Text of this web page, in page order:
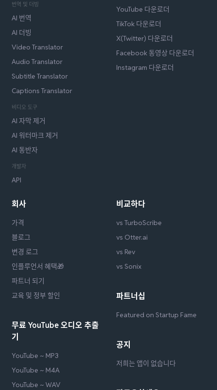
번역 및 더빙
AI 번역
AI 더빙
Video Translator
Audio Translator
Subtitle Translator
Captions Translator
비디오 도구
AI 자막 제거
AI 워터마크 제거
AI 동반자
개발자
API
YouTube 다운로더
TikTok 다운로더
X(Twitter) 다운로더
Facebook 동영상 다운로더
Instagram 다운로더
회사
가격
블로그
변경 로그
인플루언서 혜택🎁
파트너 되기
교육 및 정부 할인
무료 YouTube 오디오 추출
기
YouTube ~ MP3
YouTube ~ M4A
YouTube ~ WAV
비교하다
vs TurboScribe
vs Otter.ai
vs Rev
vs Sonix
파트너십
Featured on Startup Fame
공지
저희는 앱이 없습니다